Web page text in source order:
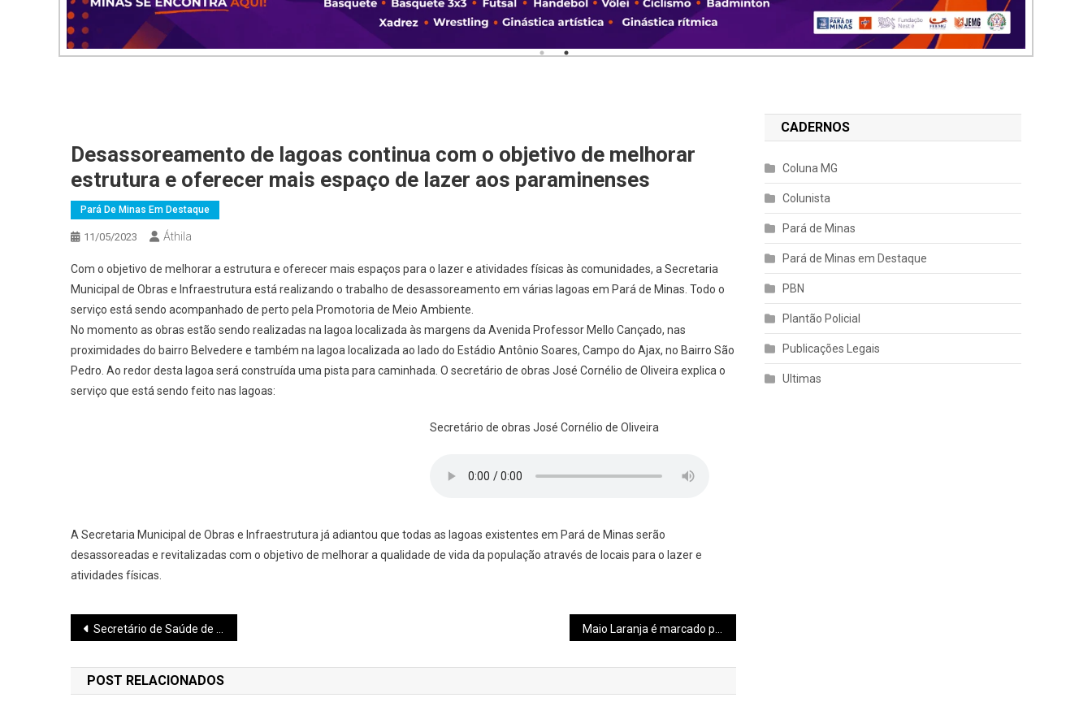
Desassoreamento de lagoas continua com o objetivo de melhorar
estrutura e oferecer mais espaço de lazer aos paraminenses
Pará De Minas Em Destaque
11/05/2023 Áthila
Com o objetivo de melhorar a estrutura e oferecer mais espaços para o lazer e atividades físicas às comunidades, a Secretaria
Municipal de Obras e Infraestrutura está realizando o trabalho de desassoreamento em várias lagoas em Pará de Minas. Todo o
serviço está sendo acompanhado de perto pela Promotoria de Meio Ambiente.
No momento as obras estão sendo realizadas na lagoa localizada às margens da Avenida Professor Mello Cançado, nas
proximidades do bairro Belvedere e também na lagoa localizada ao lado do Estádio Antônio Soares, Campo do Ajax, no Bairro São
Pedro. Ao redor desta lagoa será construída uma pista para caminhada. O secretário de obras José Cornélio de Oliveira explica o
serviço que está sendo feito nas lagoas:
Secretário de obras José Cornélio de Oliveira
A Secretaria Municipal de Obras e Infraestrutura já adiantou que todas as lagoas existentes em Pará de Minas serão
desassoreadas e revitalizadas com o objetivo de melhorar a qualidade de vida da população através de locais para o lazer e
atividades físicas.
Navegação
de
Post
Secretário de Saúde de Pará de Minas explica demora nas transferências hospitalares que gera insatisfação e reclamação Maio Laranja é marcado por ações preventivas e campanha de doações
POST RELACIONADOS
CADERNOS
Coluna MG
Colunista
Pará de Minas
Pará de Minas em Destaque
PBN
Plantão Policial
Publicações Legais
Ultimas